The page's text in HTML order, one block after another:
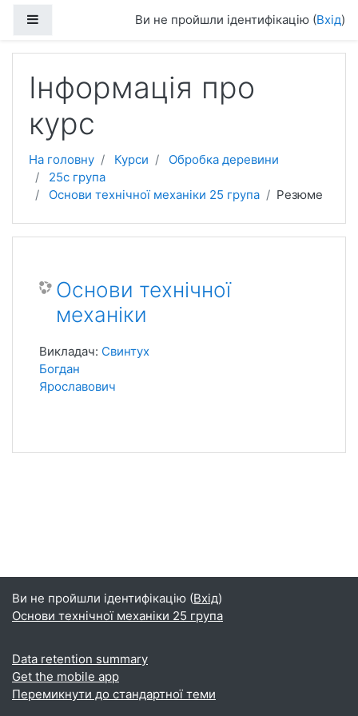
Ви не пройшли ідентифікацію (Вхід)
Інформація про
курс
На головну Курси
Обробка деревини
25с група
Основи технічної механіки 25 група
Резюме
Основи технічної
механіки
Викладач: Свинтух
Богдан
Ярославович
Ви не пройшли ідентифікацію (Вхід)
Основи технічної механіки 25 група
Data retention summary
Get the mobile app
Перемикнути до стандартної теми